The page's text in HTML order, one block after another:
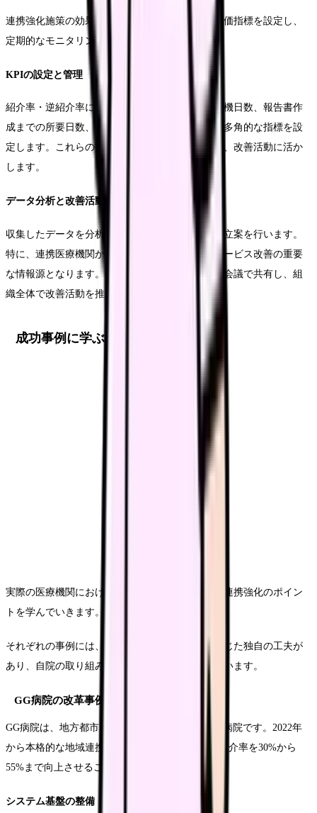
連携強化施策の効果を測定するため、具体的な評価指標を設定し、
定期的なモニタリングを実施します。
KPIの設定と管理
紹介率・逆紹介率に加え、予約から受診までの待機日数、報告書作
成までの所要日数、連携医療機関の満足度など、多角的な指標を設
定します。これらの指標を月次でモニタリングし、改善活動に活か
します。
データ分析と改善活動
収集したデータを分析し、課題の特定と改善策の立案を行います。
特に、連携医療機関からのフィードバックは、サービス改善の重要
な情報源となります。分析結果は、定期的な連携会議で共有し、組
織全体で改善活動を推進します。
成功事例に学ぶ効果的アプローチ
実際の医療機関における取り組みから、効果的な連携強化のポイン
トを学んでいきます。
それぞれの事例には、地域特性や病院の規模に応じた独自の工夫が
あり、自院の取り組みに活かせる要素が含まれています。
GG病院の改革事例
GG病院は、地方都市に位置する300床規模の総合病院です。2022年
から本格的な地域連携強化に取り組み、2年間で紹介率を30%から
55%まで向上させることに成功しました。
システム基盤の整備